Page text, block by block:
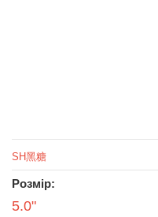
SH黑糖
Розмір:
5.0"